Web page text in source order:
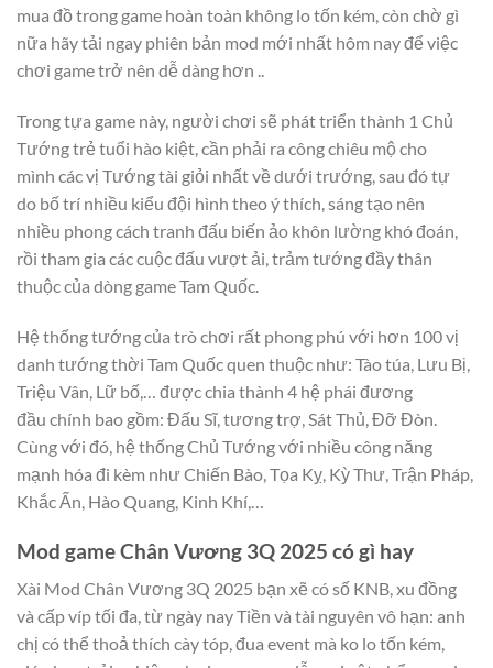
mua đồ trong game hoàn toàn không lo tốn kém, còn chờ gì
nữa hãy tải ngay phiên bản mod mới nhất hôm nay để việc
chơi game trở nên dễ dàng hơn ..
Trong tựa game này, người chơi sẽ phát triển thành 1 Chủ
Tướng trẻ tuổi hào kiệt, cần phải ra công chiêu mộ cho
mình các vị Tướng tài giỏi nhất về dưới trướng, sau đó tự
do bố trí nhiều kiểu đội hình theo ý thích, sáng tạo nên
nhiều phong cách tranh đấu biến ảo khôn lường khó đoán,
rồi tham gia các cuộc đấu vượt ải, trảm tướng đầy thân
thuộc của dòng game Tam Quốc.
Hệ thống tướng của trò chơi rất phong phú với hơn 100 vị
danh tướng thời Tam Quốc quen thuộc như: Tào túa, Lưu Bị,
Triệu Vân, Lữ bố,… được chia thành 4 hệ phái đương
đầu chính bao gồm: Đấu Sĩ, tương trợ, Sát Thủ, Đỡ Đòn.
Cùng với đó, hệ thống Chủ Tướng với nhiều công năng
mạnh hóa đi kèm như Chiến Bào, Tọa Kỵ, Kỳ Thư, Trận Pháp,
Khắc Ấn, Hào Quang, Kinh Khí,…
Mod game Chân Vương 3Q 2025 có gì hay
Xài Mod Chân Vương 3Q 2025 bạn xẽ có số KNB, xu đồng
và cấp víp tối đa, từ ngày nay Tiền và tài nguyên vô hạn: anh
chị có thể thoả thích cày tóp, đua event mà ko lo tốn kém,